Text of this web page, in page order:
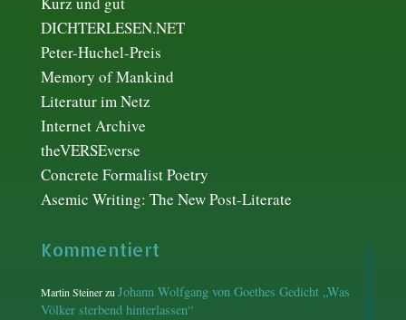
DICHTERLESEN.NET
Peter-Huchel-Preis
Memory of Mankind
Literatur im Netz
Internet Archive
theVERSEverse
Concrete Formalist Poetry
Asemic Writing: The New Post-Literate
Kommentiert
Martin SteinerzuJohann Wolfgang von Goethes Gedicht „Was
Völker sterbend hinterlassen“